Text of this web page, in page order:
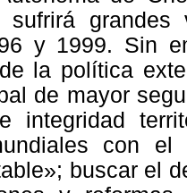
sufrirá grandes
y 1999. Sin
la política
de mayor
integridad
con el
buscar el